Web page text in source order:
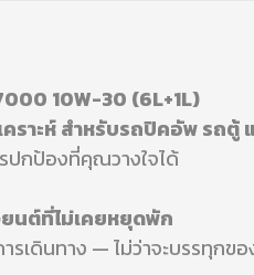
10W-30 (6L+1L)
ราะห์ สำหรับรถปิคอัพ รถตู้
ปกป้องที่คุณวางใจได้
นต์ที่ไม่เคยหยุดพัก
รเดินทาง — ไม่ว่าจะบรรทุก